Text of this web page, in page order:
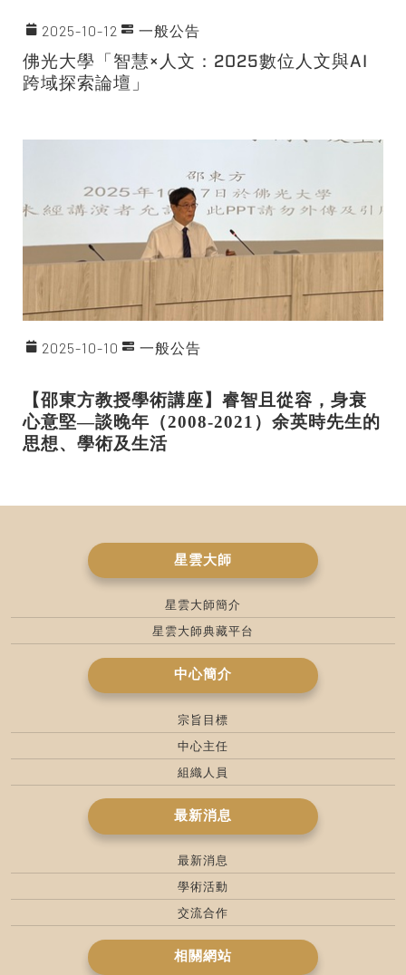
2025-10-12 一般公告
佛光大學「智慧×人文：2025數位人文與AI
跨域探索論壇」
2025-10-10 一般公告
【邵東方教授學術講座】睿智且從容，身衰
心意堅—談晚年（2008-2021）余英時先生的
思想、學術及生活
星雲大師
星雲大師簡介
星雲大師典藏平台
中心簡介
宗旨目標
中心主任
組織人員
最新消息
最新消息
學術活動
交流合作
相關網站